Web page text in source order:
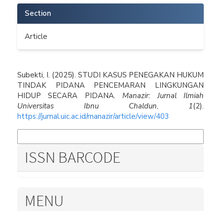
Section
Article
Subekti, I. (2025). STUDI KASUS PENEGAKAN HUKUM
TINDAK PIDANA PENCEMARAN LINGKUNGAN
HIDUP SECARA PIDANA.Manazir: Jurnal Ilmiah
Universitas Ibnu Chaldun, 1(2).
https://jurnal.uic.ac.id/manazir/article/view/403
ISSN BARCODE
MENU